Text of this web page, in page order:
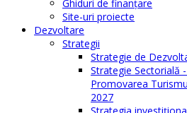
Ghiduri de finanţare
Site-uri proiecte
Dezvoltare
Strategii
Strategie de
Strategie Sectorială
Promovarea
2027